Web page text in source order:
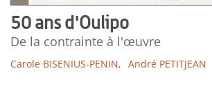
50 ans d'Oulipo
De la contrainte à l'œuvre
Carole BISENIUS-PENIN, André PETITJEAN